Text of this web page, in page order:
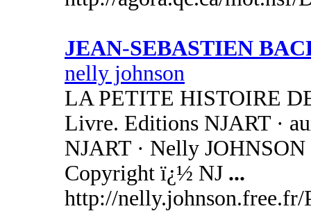
JEAN-SEBASTIEN
nelly johnson
LA PETITE HISTOIRE
Livre. Editions NJART ·
NJART · Nelly JOHNSON
Copyright ï¿½ NJ ...
http://nelly.johnson.free.fr/